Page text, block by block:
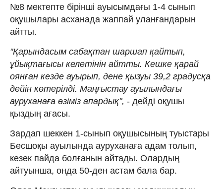
№8 мектепте бірінші ауысымдағы 1-4 сынып
оқушылары асханада жаппай уланғандарын
айтты.
"Қарындасым сабақтан шаршап қайтып,
ұйықтағысы келетінін айтты. Кешке қарай
оянған кезде ауырып, дене қызуы 39,2 градусқа
дейін көтерілді. Маңғыстау ауылындағы
ауруханаға өзіміз апардық", - дейді оқушы
қыздың ағасы.
Зардап шеккен 1-сынып оқушысының туыстары
Бесшоқы ауылында ауруханаға адам толып,
кезек пайда болғанын айтады. Олардың
айтуынша, онда 50-ден астам бала бар.